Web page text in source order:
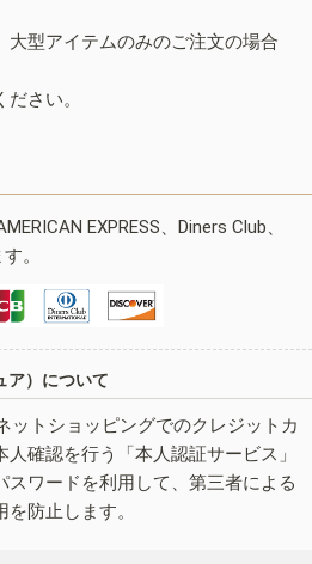
大型アイテムのみのご注文の場合
さい。
EXPRESS、Diners Club、
。
ア）について
ットショッピングでのクレジットカ
確認を行う「本人認証サービス」
ワードを利用して、第三者による
防止します。